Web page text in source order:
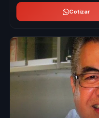
Cotizar